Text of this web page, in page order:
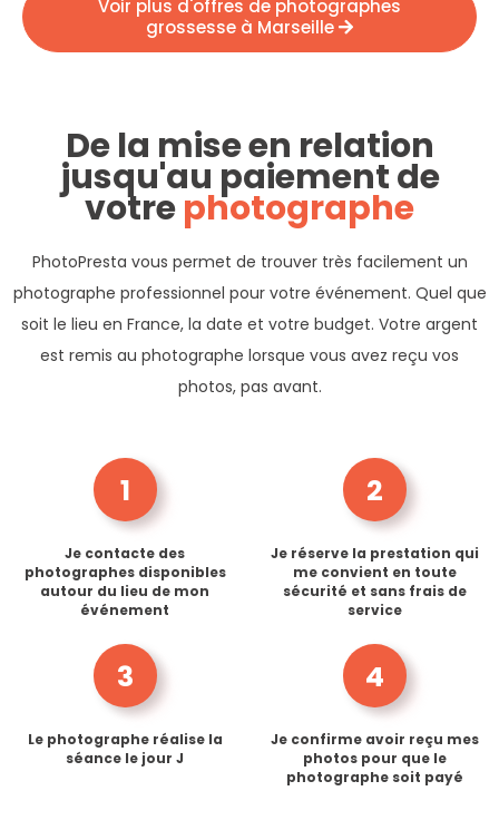
Voir plus d'offres de photographes
grossesse à Marseille
De la mise en relation
jusqu'au paiement de
votrephotographe
PhotoPresta vous permet de trouver très facilement un
photographe professionnel pour votre événement. Quel que
soit le lieu en France, la date et votre budget. Votre argent
est remis au photographe lorsque vous avez reçu vos
photos, pas avant.
1
Je contacte des
photographes disponibles
autour du lieu de mon
événement
2
Je réserve la prestation qui
me convient en toute
sécurité et sans frais de
service
3
Le photographe réalise la
séance le jour J
4
Je confirme avoir reçu mes
photos pour que le
photographe soit payé